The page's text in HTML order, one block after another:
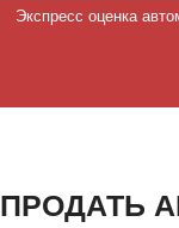
Экспресс оценка
ПРОДАТЬ